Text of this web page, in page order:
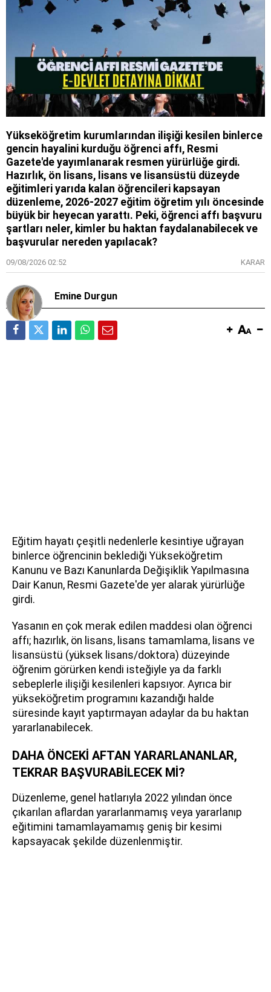
Yükseköğretim kurumlarından ilişiği kesilen binlerce
gencin hayalini kurduğu öğrenci affı, Resmi
Gazete'de yayımlanarak resmen yürürlüğe girdi.
Hazırlık, ön lisans, lisans ve lisansüstü düzeyde
eğitimleri yarıda kalan öğrencileri kapsayan
düzenleme, 2026-2027 eğitim öğretim yılı öncesinde
büyük bir heyecan yarattı. Peki, öğrenci affı başvuru
şartları neler, kimler bu haktan faydalanabilecek ve
başvurular nereden yapılacak?
09/08/2026 02:52 KARAR
Emine Durgun
Eğitim hayatı çeşitli nedenlerle kesintiye uğrayan
binlerce öğrencinin beklediği Yükseköğretim
Kanunu ve Bazı Kanunlarda Değişiklik Yapılmasına
Dair Kanun, Resmi Gazete'de yer alarak yürürlüğe
girdi.
Yasanın en çok merak edilen maddesi olan öğrenci
affı; hazırlık, ön lisans, lisans tamamlama, lisans ve
lisansüstü (yüksek lisans/doktora) düzeyinde
öğrenim görürken kendi isteğiyle ya da farklı
sebeplerle ilişiği kesilenleri kapsıyor. Ayrıca bir
yükseköğretim programını kazandığı halde
süresinde kayıt yaptırmayan adaylar da bu haktan
yararlanabilecek.
DAHA ÖNCEKİ AFTAN YARARLANANLAR,
TEKRAR BAŞVURABİLECEK Mİ?
Düzenleme, genel hatlarıyla 2022 yılından önce
çıkarılan aflardan yararlanmamış veya yararlanıp
eğitimini tamamlayamamış geniş bir kesimi
kapsayacak şekilde düzenlenmiştir.